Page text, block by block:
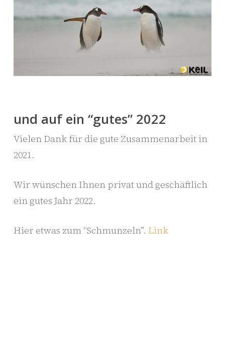
und auf ein “gutes” 2022
Vielen Dank für die gute Zusammenarbeit in
2021.
Wir wünschen Ihnen privat und geschäftlich
ein gutes Jahr 2022.
Hier etwas zum “Schmunzeln”. Link